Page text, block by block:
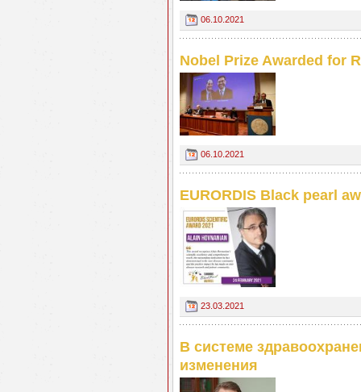
06.10.2021
Nobel Prize Awarded for
06.10.2021
EURORDIS Black pearl
23.03.2021
В системе
изменения